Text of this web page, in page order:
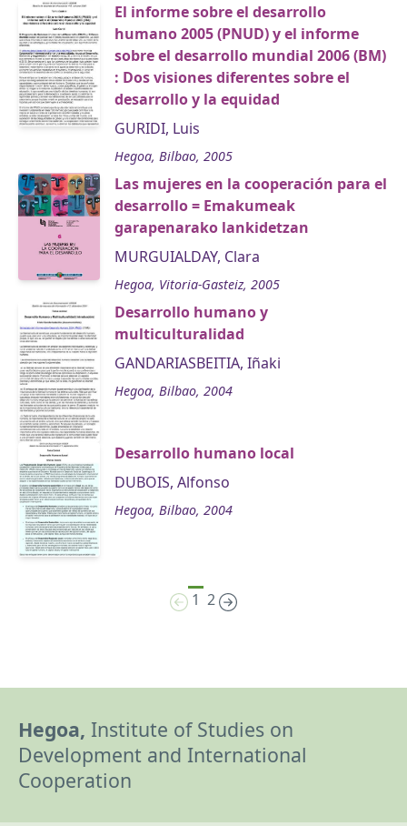
El informe sobre el desarrollo
humano 2005 (PNUD) y el informe
sobre el desarrollo mundial 2006 (BM)
: Dos visiones diferentes sobre el
desarrollo y la equidad
GURIDI, Luis
Hegoa, Bilbao, 2005
Las mujeres en la cooperación para el
desarrollo = Emakumeak
garapenarako lankidetzan
MURGUIALDAY, Clara
Hegoa, Vitoria-Gasteiz, 2005
Desarrollo humano y
multiculturalidad
GANDARIASBEITIA, Iñaki
Hegoa, Bilbao, 2004
Desarrollo humano local
DUBOIS, Alfonso
Hegoa, Bilbao, 2004
1 2
Hegoa, Institute of Studies on
Development and International
Cooperation